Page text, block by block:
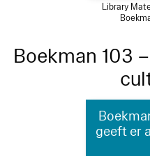
Library
Boekman 103
geeft er